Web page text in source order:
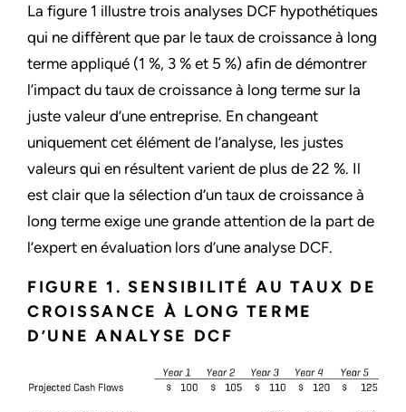
La figure 1 illustre trois analyses DCF hypothétiques
qui ne diffèrent que par le taux de croissance à long
terme appliqué (1 %, 3 % et 5 %) afin de démontrer
l’impact du taux de croissance à long terme sur la
juste valeur d’une entreprise. En changeant
uniquement cet élément de l’analyse, les justes
valeurs qui en résultent varient de plus de 22 %. Il
est clair que la sélection d’un taux de croissance à
long terme exige une grande attention de la part de
l’expert en évaluation lors d’une analyse DCF.
FIGURE 1. SENSIBILITÉ AU TAUX DE
CROISSANCE À LONG TERME
D’UNE ANALYSE DCF